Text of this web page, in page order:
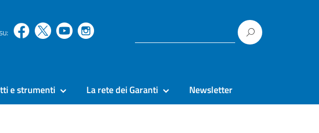
e strumenti La rete dei Garanti Newsletter